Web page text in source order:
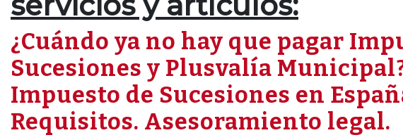
¿Cuándo ya no hay que pagar
Sucesiones y Plusvalía
Impuesto de Sucesiones en
Requisitos. Asesoramiento legal.